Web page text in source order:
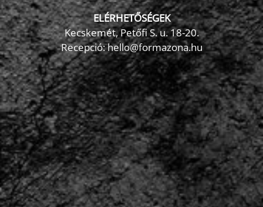
ELÉRHETŐSÉGEK
Kecskemét, Petőfi S. u. 18-20.
Recepció: hello@formazona.hu